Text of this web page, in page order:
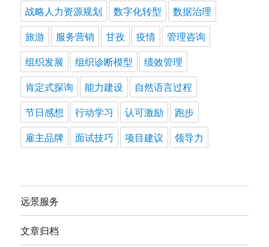
战略人力资源规划
数字化转型
数据治理
旅游
服务营销 甘孜 疫情
管理咨询
组织发展
组织诊断模型
绩效管理
肯定式探询
能力建设
自然语言过程
节日感想
行动学习 认可激励
跑步
雇主品牌
面试技巧 项目建议 领导力
远景服务
文章归档